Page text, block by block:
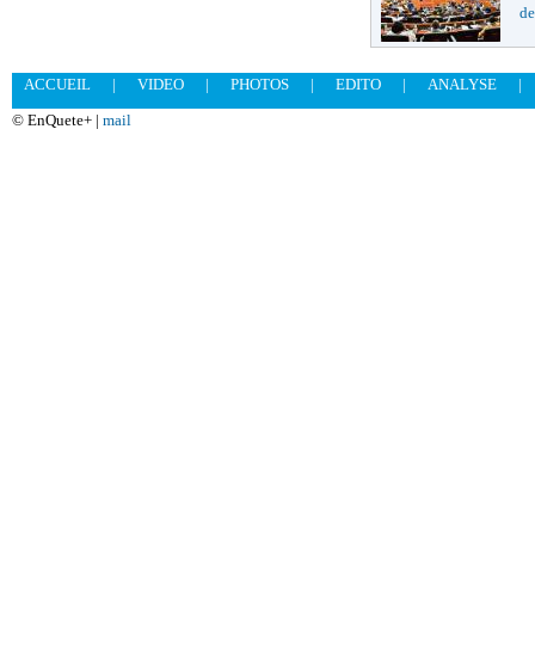
ACCUEIL | VIDEO | PHOTOS | EDITO | ANALYSE
|
© EnQuete+ | mail